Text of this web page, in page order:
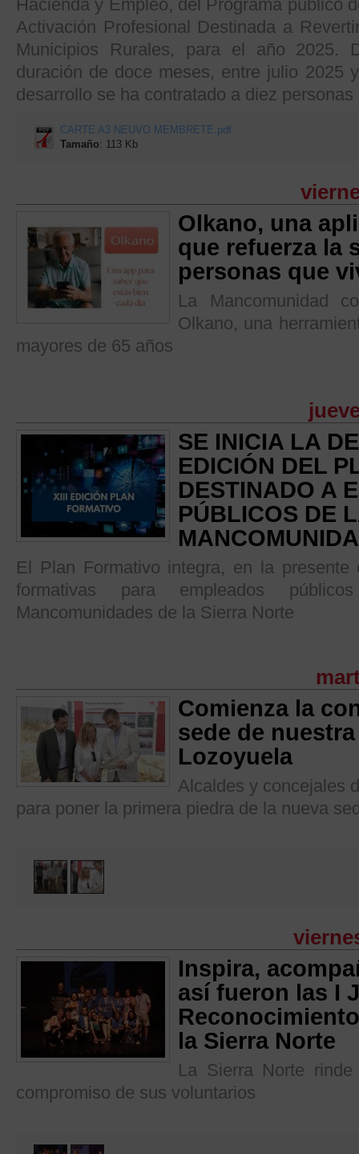
Hacienda y Empleo, del Programa público
Activación Profesional Destinada a
Municipios Rurales, para el año 2025.
duración de doce meses, entre julio 2025
desarrollo se ha contratado a diez
CARTE A3 NEUVO MEMBRETE.pdf
Tamaño: 113 Kb
Olkano, una
que refuerza la
personas que
La Mancomunidad
Olkano, una
mayores de 65 años
SE INICIA LA
EDICIÓN DEL
DESTINADO A
PÚBLICOS DE
El Plan Formativo integra, en la presente
formativas para empleados
Mancomunidades de la Sierra Norte
Comienza la
sede de
Lozoyuela
Alcaldes y concejales
para poner la primera piedra de la nueva
Inspira,
así fueron las I
la Sierra Norte
La Sierra Norte
compromiso de sus voluntarios